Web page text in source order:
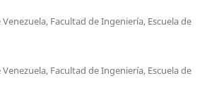
Facultad de Ingeniería, Escuela de
Facultad de Ingeniería, Escuela de